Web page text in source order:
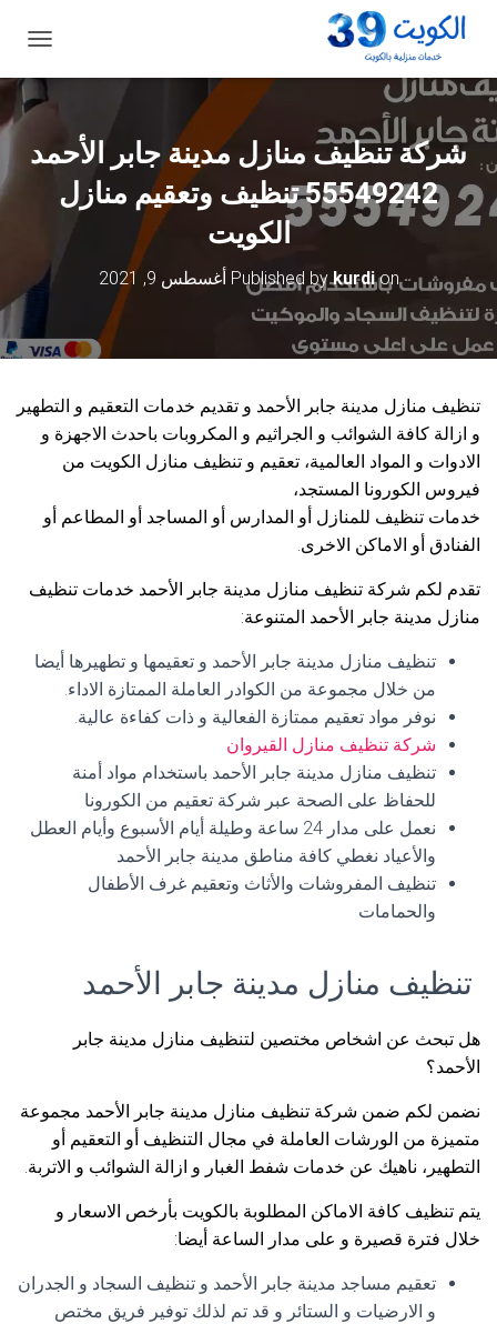
ب
د
ا
شركة تنظيف منازل مدينة جابر الأحمد
55549242 تنظيف وتعقيم منازل
الكويت
Published bykurdion أغسطس 9, 2021
تنظيف منازل مدينة جابر الأحمد و تقديم خدمات التعقيم و التطهير
و ازالة كافة الشوائب و الجراثيم و المكروبات باحدث الاجهزة و
الادوات و المواد العالمية، تعقيم و تنظيف منازل الكويت من
فيروس الكورونا المستجد،
خدمات تنظيف للمنازل أو المدارس أو المساجد أو المطاعم أو
الفنادق أو الاماكن الاخرى.
تقدم لكم شركة تنظيف منازل مدينة جابر الأحمد خدمات تنظيف
منازل مدينة جابر الأحمد المتنوعة:
تنظيف منازل مدينة جابر الأحمد و تعقيمها و تطهيرها أيضا
من خلال مجموعة من الكوادر العاملة الممتازة الاداء.
نوفر مواد تعقيم ممتازة الفعالية و ذات كفاءة عالية.
شركة تنظيف منازل القيروان
تنظيف منازل مدينة جابر الأحمد باستخدام مواد أمنة
للحفاظ على الصحة عبر شركة تعقيم من الكورونا
نعمل على مدار 24 ساعة وطيلة أيام الأسبوع وأيام العطل
والأعياد نغطي كافة مناطق مدينة جابر الأحمد
تنظيف المفروشات والأثاث وتعقيم غرف الأطفال
والحمامات
تنظيف منازل مدينة جابر الأحمد
هل تبحث عن اشخاص مختصين لتنظيف منازل مدينة جابر
الأحمد؟
نضمن لكم ضمن شركة تنظيف منازل مدينة جابر الأحمد مجموعة
متميزة من الورشات العاملة في مجال التنظيف أو التعقيم أو
التطهير، ناهيك عن خدمات شفط الغبار و ازالة الشوائب و الاتربة.
يتم تنظيف كافة الاماكن المطلوبة بالكويت بأرخص الاسعار و
خلال فترة قصيرة و على مدار الساعة أيضا:
تعقيم مساجد مدينة جابر الأحمد و تنظيف السجاد و الجدران
و الارضيات و الستائر و قد تم لذلك توفير فريق مختص